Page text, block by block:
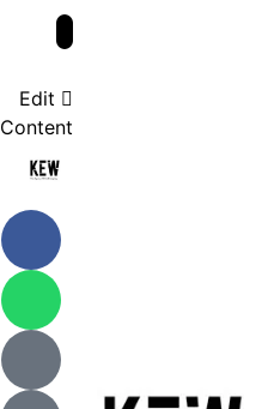
Edit
Content